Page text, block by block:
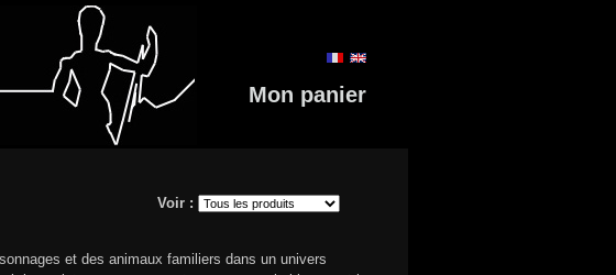
Mon panier
Voir :
et des animaux familiers dans un univers